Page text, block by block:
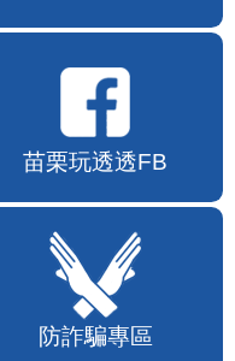
苗栗玩透透FB
防詐騙專區